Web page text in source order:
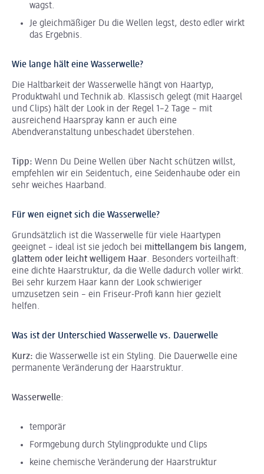
wagst.
Je gleichmäßiger Du die Wellen legst, desto edler wirkt
das Ergebnis.
Wie lange hält eine Wasserwelle?
Die Haltbarkeit der Wasserwelle hängt von Haartyp,
Produktwahl und Technik ab. Klassisch gelegt (mit Haargel
und Clips) hält der Look in der Regel 1–2 Tage – mit
ausreichend Haarspray kann er auch eine
Abendveranstaltung unbeschadet überstehen.
Tipp: Wenn Du Deine Wellen über Nacht schützen willst,
empfehlen wir ein Seidentuch, eine Seidenhaube oder ein
sehr weiches Haarband.
Für wen eignet sich die Wasserwelle?
Grundsätzlich ist die Wasserwelle für viele Haartypen
geeignet – ideal ist sie jedoch bei mittellangem bis langem,
glattem oder leicht welligem Haar. Besonders vorteilhaft:
eine dichte Haarstruktur, da die Welle dadurch voller wirkt.
Bei sehr kurzem Haar kann der Look schwieriger
umzusetzen sein – ein Friseur-Profi kann hier gezielt
helfen.
Was ist der Unterschied Wasserwelle vs. Dauerwelle
Kurz: die Wasserwelle ist ein Styling. Die Dauerwelle eine
permanente Veränderung der Haarstruktur.
Wasserwelle:
temporär
Formgebung durch Stylingprodukte und Clips
keine chemische Veränderung der Haarstruktur